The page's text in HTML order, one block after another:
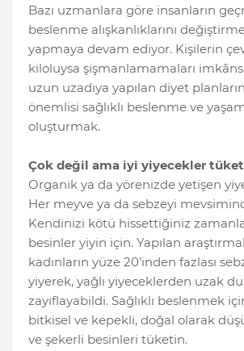
Bazı uzmanlara göre insanların
beslenme alışkanlıklarını
yapmaya devam ediyor. Kişilerin
kiloluysa şişmanlamamaları
uzun uzadıya yapılan diyet
önemlisi sağlıklı beslenme ve
oluşturmak.
Çok değil ama iyi yiyecekler
Organik ya da yörenizde yetişen
Her meyve ya da sebzeyi
Kendinizi kötü hissettiğiniz
besinler yiyin için. Yapılan
kadınların yüze 20’inden fazlası
yiyerek, yağlı yiyeceklerden uzak
zayıflayabildi. Sağlıklı beslenmek
bitkisel ve kepekli, doğal olarak
ve şekerli besinleri tüketin.